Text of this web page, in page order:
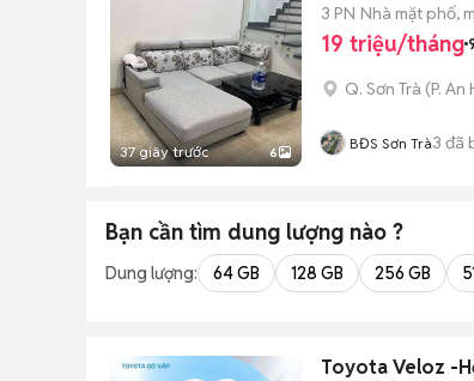
37 giây trước 6
3 PN Nhà mặt phố,
19 triệu/tháng
Q. Sơn Trà (P. An
BĐS Sơn Trà3 đã
Bạn cần tìm dung lượng nào ?
Dung lượng: 64 GB 128 GB 256 GB
Toyota Veloz -